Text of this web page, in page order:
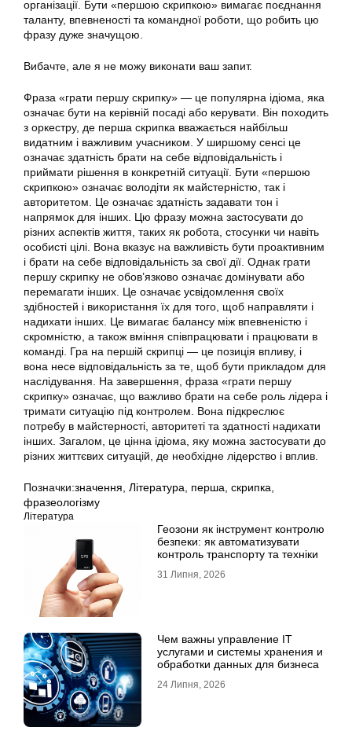
організації. Бути «першою скрипкою» вимагає поєднання
таланту, впевненості та командної роботи, що робить цю
фразу дуже значущою.
Вибачте, але я не можу виконати ваш запит.
Фраза «грати першу скрипку» — це популярна ідіома, яка
означає бути на керівній посаді або керувати. Він походить
з оркестру, де перша скрипка вважається найбільш
видатним і важливим учасником. У ширшому сенсі це
означає здатність брати на себе відповідальність і
приймати рішення в конкретній ситуації. Бути «першою
скрипкою» означає володіти як майстерністю, так і
авторитетом. Це означає здатність задавати тон і
напрямок для інших. Цю фразу можна застосувати до
різних аспектів життя, таких як робота, стосунки чи навіть
особисті цілі. Вона вказує на важливість бути проактивним
і брати на себе відповідальність за свої дії. Однак грати
першу скрипку не обов’язково означає домінувати або
перемагати інших. Це означає усвідомлення своїх
здібностей і використання їх для того, щоб направляти і
надихати інших. Це вимагає балансу між впевненістю і
скромністю, а також вміння співпрацювати і працювати в
команді. Гра на першій скрипці — це позиція впливу, і
вона несе відповідальність за те, щоб бути прикладом для
наслідування. На завершення, фраза «грати першу
скрипку» означає, що важливо брати на себе роль лідера і
тримати ситуацію під контролем. Вона підкреслює
потребу в майстерності, авторитеті та здатності надихати
інших. Загалом, це цінна ідіома, яку можна застосувати до
різних життєвих ситуацій, де необхідне лідерство і вплив.
Позначки:значення, Література, перша, скрипка,
фразеологізму
Література
Геозони як інструмент контролю
безпеки: як автоматизувати
контроль транспорту та техніки
31 Липня, 2026
Чем важны управление IT
услугами и системы хранения и
обработки данных для бизнеса
24 Липня, 2026